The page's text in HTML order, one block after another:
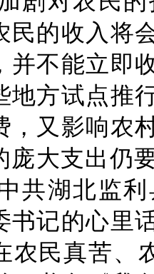
民的收入将
并不能立即
地方试点推
，又影响农
庞大支出仍
共湖北监
书记的心里
农民真苦、